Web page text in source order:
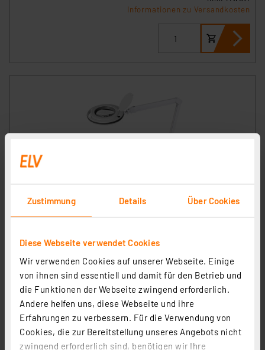
Zustimmung Details Über Cookies
Diese Webseite verwendet Cookies
Wir verwenden Cookies auf unserer Webseite. Einige
von ihnen sind essentiell und damit für den Betrieb und
die Funktionen der Webseite zwingend erforderlich.
Andere helfen uns, diese Webseite und ihre
Erfahrungen zu verbessern. Für die Verwendung von
Cookies, die zur Bereitstellung unseres Angebots nicht
zwingend erforderlich sind, benötigen wir Ihre
Informationen zu Versandkosten
54,95 €
inkl. MwSt.
Informationen zu Versandkosten